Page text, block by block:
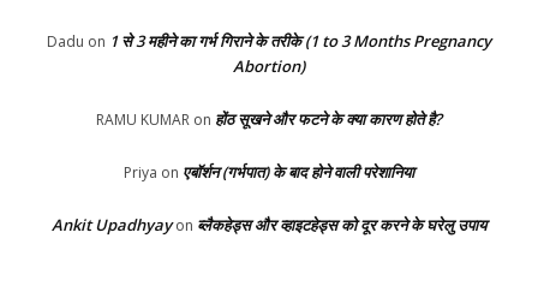
Dadu on 1 से 3 महीने का गर्भ गिराने के तरीके (1 to 3 Months Pregnancy
Abortion)
RAMU KUMAR on होंठ सूखने और फटने के क्या कारण होते है?
Priya on एबॉर्शन (गर्भपात) के बाद होने वाली परेशानिया
Ankit Upadhyayon ब्लैकहेड्स और व्हाइटहेड्स को दूर करने के घरेलु उपाय